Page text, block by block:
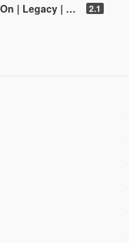
| Enhanced] 2.1